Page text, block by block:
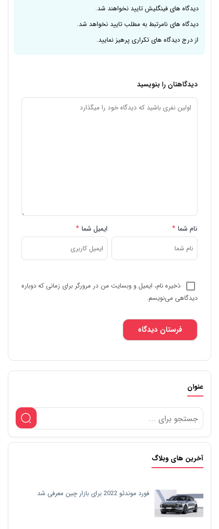
دیدگاه های فینگلیش تایید نخواهند شد.
دیدگاه های نامرتبط به مطلب تایید نخواهد شد.
از درج دیدگاه های تکراری پرهیز نمایید.
دیدگاهتان را بنویسید
نام شما * ایمیل شما *
ذخیره نام، ایمیل و وبسایت من در مرورگر برای زمانی که دوباره
دیدگاهی می‌نویسم.
عنوان
آخرین های وبلاگ
فورد موندئو 2022 برای بازار چین معرفی شد